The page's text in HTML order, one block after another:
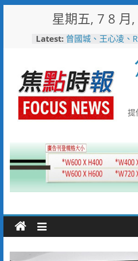
星期五, 7 8 月
Latest: 曾國城、王心凌、
「東引小吃店」
際級小吃
彰化縣長參選人魏
勢 喊福利超越六
施政再升級
救護量能再升級！
4輛高規格救護車
利局:請用路人減速
短影音行銷是什麼
比較、優缺點與電
提